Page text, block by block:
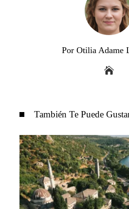
Por Otilia Adame
También Te Puede